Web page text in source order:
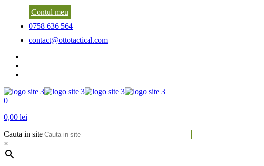
Contul meu
0758 636 564
contact@ottotactical.com
0
0,00 lei
Cauta in site
×